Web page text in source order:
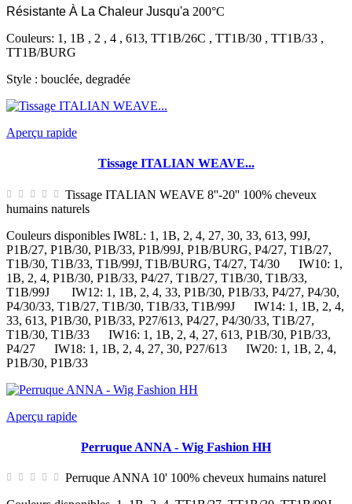
Résistante À La Chaleur Jusqu'a 200°C
Couleurs: 1, 1B , 2 , 4 , 613, TT1B/26C , TT1B/30 , TT1B/33 ,
TT1B/BURG
Style : bouclée, degradée
Aperçu rapide
Tissage ITALIAN WEAVE...
Tissage ITALIAN WEAVE 8''-20'' 100% cheveux
humains naturels
Couleurs disponibles IW8L: 1, 1B, 2, 4, 27, 30, 33, 613, 99J,
P1B/27, P1B/30, P1B/33, P1B/99J, P1B/BURG, P4/27, T1B/27,
T1B/30, T1B/33, T1B/99J, T1B/BURG, T4/27, T4/30 IW10: 1,
1B, 2, 4, P1B/30, P1B/33, P4/27, T1B/27, T1B/30, T1B/33,
T1B/99J IW12: 1, 1B, 2, 4, 33, P1B/30, P1B/33, P4/27, P4/30,
P4/30/33, T1B/27, T1B/30, T1B/33, T1B/99J IW14: 1, 1B, 2, 4,
33, 613, P1B/30, P1B/33, P27/613, P4/27, P4/30/33, T1B/27,
T1B/30, T1B/33 IW16: 1, 1B, 2, 4, 27, 613, P1B/30, P1B/33,
P4/27 IW18: 1, 1B, 2, 4, 27, 30, P27/613 IW20: 1, 1B, 2, 4,
P1B/30, P1B/33
Aperçu rapide
Perruque ANNA - Wig Fashion HH
Perruque ANNA 10' 100% cheveux humains naturel